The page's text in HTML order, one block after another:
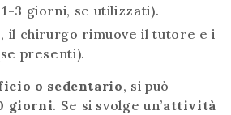
3 giorni, se utilizzati).
, il chirurgo rimuove il tutore e i
presenti).
o sedentario, si può
giorni. Se si svolge un’attività